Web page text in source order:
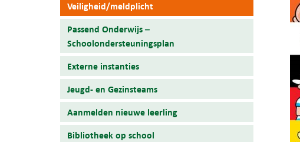
Veiligheid/meldplicht
Passend Onderwijs –
Schoolondersteuningsplan
Externe instanties
Jeugd- en Gezinsteams
Aanmelden nieuwe leerling
Bibliotheek op school